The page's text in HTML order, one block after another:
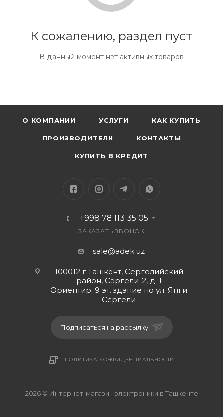
К сожалению, раздел пуст
В данный момент нет активных товаров
О КОМПАНИИ УСЛУГИ КАК КУПИТЬ
ПРОИЗВОДИТЕЛИ КОНТАКТЫ
КУПИТЬ В КРЕДИТ
+998 78 113 35 05
ЗАКАЗАТЬ ЗВОНОК
sale@adek.uz
100012 г.Ташкент, Сергелийский
район, Сергели-2, д. 1
Ориентир: 9 эт. здание по ул. Янги
Сергели
Подписаться на рассылку
ПОЛИТИКА КОНФИДЕНЦИАЛЬНОСТИ
2026 © Интернет-магазин электроники в Ташкенте